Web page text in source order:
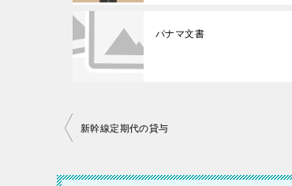
パナマ文書
投
ナ
新幹線定期代の貸与